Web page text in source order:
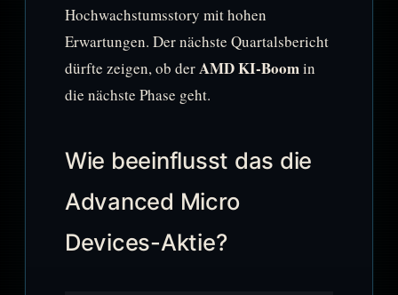
Hochwachstumsstory mit hohen
Erwartungen. Der nächste Quartalsbericht
dürfte zeigen, ob derAMD KI-Boomin
die nächste Phase geht.
Wie beeinflusst das die
Advanced Micro
Devices-Aktie?